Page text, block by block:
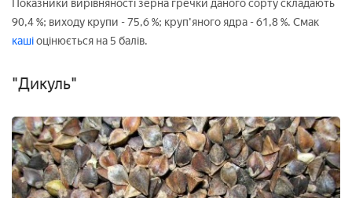
Показники вирівняності зерна гречки даного сорту складають
90,4 %; виходу крупи - 75,6 %; круп'яного ядра - 61,8 %. Смак
кашіоцінюється на 5 балів.
"Дикуль"